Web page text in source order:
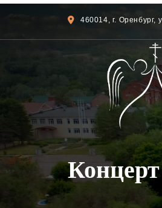
460014, г. Оренбург,